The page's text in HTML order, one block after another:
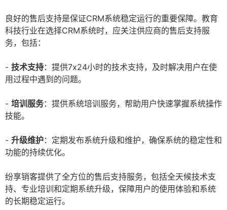
良好的售后支持是保证CRM系统稳定运行的重要保障。教育
科技行业在选择CRM系统时，应关注供应商的售后支持服
务，包括：
- 技术支持：提供7x24小时的技术支持，及时解决用户在使
用过程中遇到的问题。
- 培训服务：提供系统培训服务，帮助用户快速掌握系统操作
技能。
- 升级维护：定期发布系统升级和维护，确保系统的稳定性和
功能的持续优化。
纷享销客提供了全方位的售后支持服务，包括全天候技术支
持、专业培训和定期系统升级，保障用户的使用体验和系统
的长期稳定运行。